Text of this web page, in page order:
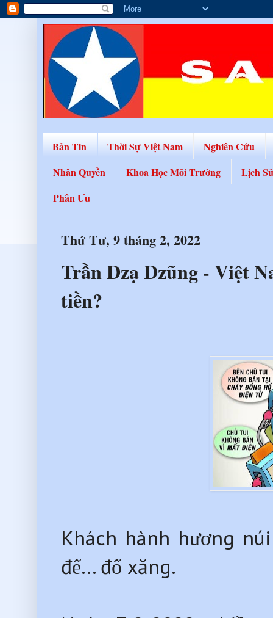
Bản Tin Thời Sự Việt Nam
Nghiên Cứu
Nhân Quyền
Khoa Học Môi Trường
Lịch
Phân Ưu
Thứ Tư, 9 tháng 2, 2022
Trần Dzạ Dzũng - Việt
tiền?
Khách hành hương
để… đổ xăng.